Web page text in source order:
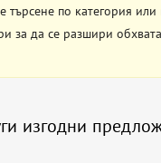
търсене по категория
за да се разшири
изгодни